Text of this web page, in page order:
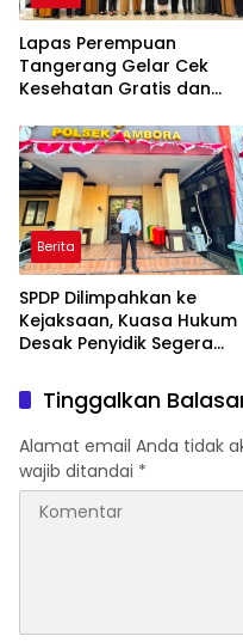
Lapas Perempuan
Tangerang Gelar Cek
Kesehatan Gratis dan
DNA bagi Petugas dan
Warga Binaan
Berita
SPDP Dilimpahkan ke
Kejaksaan, Kuasa Hukum
Desak Penyidik Segera
Pengeroyokan
Tinggalkan
Alamat email Anda tidak
wajib ditandai *